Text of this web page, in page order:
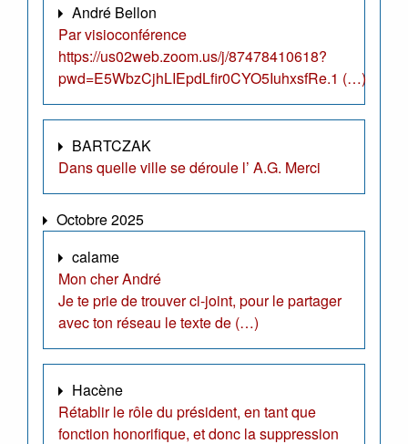
André Bellon
Par visioconférence
https://us02web.zoom.us/j/87478410618?
pwd=E5WbzCjhLIEpdLfir0CYO5IuhxsfRe.1 (…)
BARTCZAK
Dans quelle ville se déroule l’ A.G. Merci
Octobre 2025
calame
Mon cher André
Je te prie de trouver ci-joint, pour le partager
avec ton réseau le texte de (…)
Hacène
Rétablir le rôle du président, en tant que
fonction honorifique, et donc la suppression